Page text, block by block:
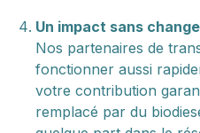
Un impact sans
Nos partenaires de
fonctionner aussi
votre contribution
remplacé par du